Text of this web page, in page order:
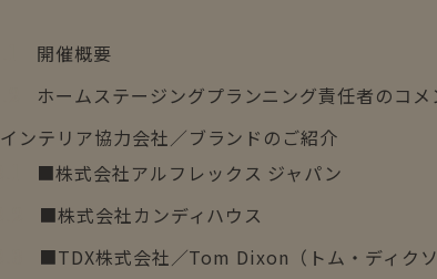
開催概要
ホームステージングプランニング責任者のコメ
インテリア協力会社／ブランドのご紹介
■株式会社アルフレックス ジャパン
■株式会社カンディハウス
■TDX株式会社／Tom Dixon（トム・ディクソ